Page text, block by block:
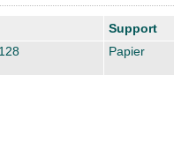
Support
Papier